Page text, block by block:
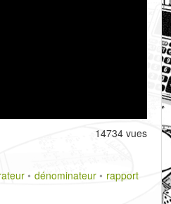
14734 vues
dénominateur
rapport